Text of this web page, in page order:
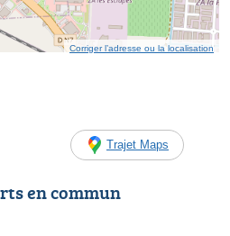
Corriger l’adresse ou la localisation
Trajet Maps
en commun